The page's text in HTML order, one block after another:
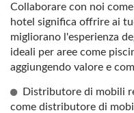
Collaborare con noi
hotel significa offrire ai
migliorano l'esperienza
ideali per aree come
aggiungendo valore e
Distributore di mobili
come distributore di